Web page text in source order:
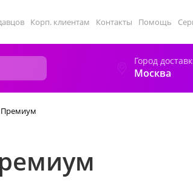
Корп. клиентам Контакты Помощь
Город
Москва
Премиум